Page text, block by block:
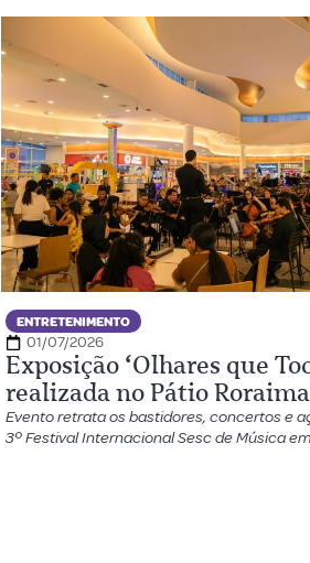
ENTRETENIMENTO
01/07/2026
Exposição ‘Olhares que
realizada no Pátio
Evento retrata os bastidores, concertos e
3º Festival Internacional Sesc de Música